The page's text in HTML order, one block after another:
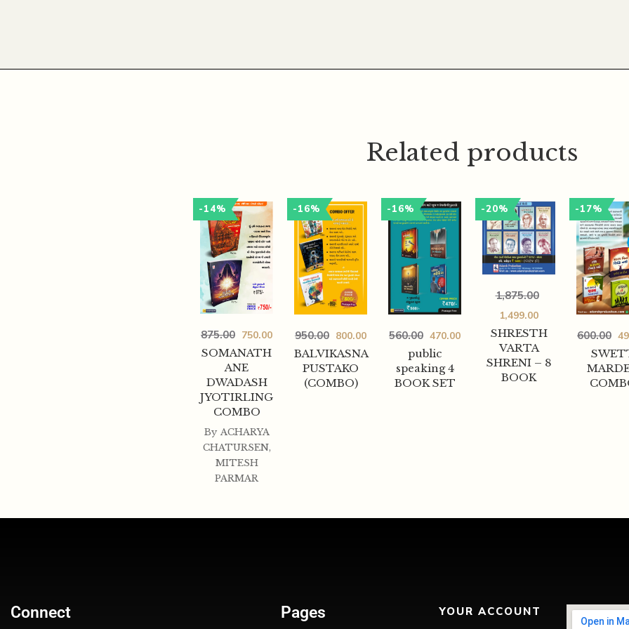
Related products
-14%
SOMANATH
ANE
DWADASH
JYOTIRLING
COMBO
875.00 750.00
By ACHARYA
CHATURSEN,
MITESH
PARMAR
-16%
BALVIKASNA
PUSTAKO
(COMBO)
950.00 800.00
-16%
public
speaking 4
BOOK SET
560.00 470.00
-20%
SHRESTH
VARTA
SHRENI – 8
BOOK
1,875.00
1,499.00
-17%
600.00
Connect Pages YOUR ACCOUNT